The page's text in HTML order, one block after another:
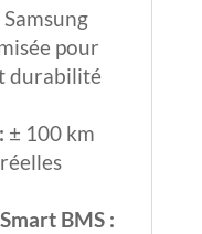
pour
durabilité
± 100 km
BMS :